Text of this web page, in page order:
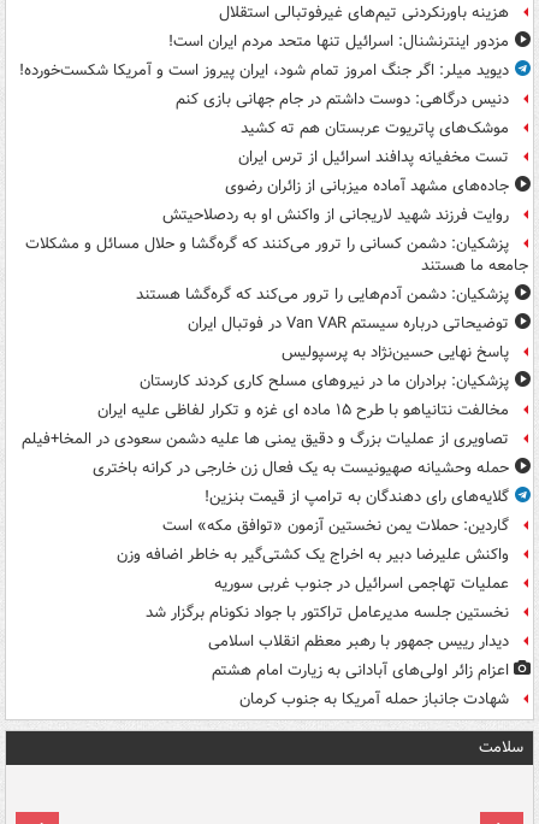
هزینه باورنکردنی تیم‌های غیرفوتبالی استقلال
مزدور اینترنشنال: اسرائیل تنها متحد مردم ایران است!
دیوید میلر: اگر جنگ امروز تمام شود، ایران پیروز است و آمریکا شکست‌خورده!
دنیس درگاهی: دوست داشتم در جام جهانی بازی کنم
موشک‌های پاتریوت عربستان هم ته‌ کشید
تست مخفیانه پدافند اسرائیل از ترس ایران
جاده‌های مشهد آماده میزبانی از زائران رضوی
روایت فرزند شهید لاریجانی از واکنش او به ردصلاحیتش
پزشکیان: دشمن کسانی را ترور می‌کنند که گره‌گشا و حلال مسائل و مشکلات
جامعه ما هستند
پزشکیان: دشمن آدم‌هایی را ترور می‌کند که گره‌گشا هستند
توضیحاتی درباره سیستم Van VAR در فوتبال ایران
پاسخ نهایی حسین‌نژاد به پرسپولیس
پزشکیان: برادران ما در نیروهای مسلح کاری کردند کارستان
مخالفت نتانیاهو با طرح ۱۵ ماده ای غزه و تکرار لفاظی علیه ایران
تصاویری از عملیات بزرگ و دقیق یمنی ها علیه دشمن سعودی در المخا+فیلم
حمله وحشیانه صهیونیست به یک فعال زن خارجی در کرانه باختری
گلایه‌های رای دهندگان به ترامپ از قیمت بنزین!
گاردین: حملات یمن نخستین آزمون «توافق مکه» است
واکنش علیرضا دبیر به اخراج یک کشتی‌گیر به خاطر اضافه وزن
عملیات تهاجمی اسرائیل در جنوب غربی سوریه
نخستین جلسه مدیرعامل تراکتور با جواد نکونام برگزار شد
دیدار رییس جمهور با رهبر معظم انقلاب اسلامی
اعزام زائر اولی‌های آبادانی به زیارت امام هشتم
شهادت جانباز حمله آمریکا به جنوب کرمان
سلامت